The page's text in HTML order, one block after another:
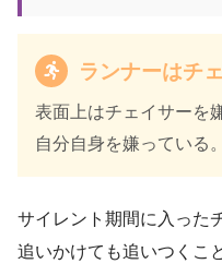
ランナーはチ
表面上はチェイサーを
自分自身を嫌っている。
サイレント期間に入った
追いかけても追いつくこ